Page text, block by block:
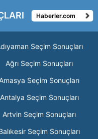
Haberler.com
Seçim Sonuçları
Ağrı Seçim Sonuçları
Seçim Sonuçları
Antalya Seçim Sonuçları
Artvin Seçim Sonuçları
Seçim Sonuçları